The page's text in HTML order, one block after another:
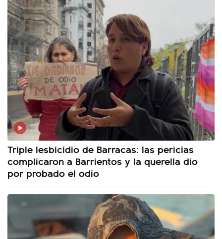
Triple lesbicidio de Barracas: las pericias
complicaron a Barrientos y la querella dio
por probado el odio